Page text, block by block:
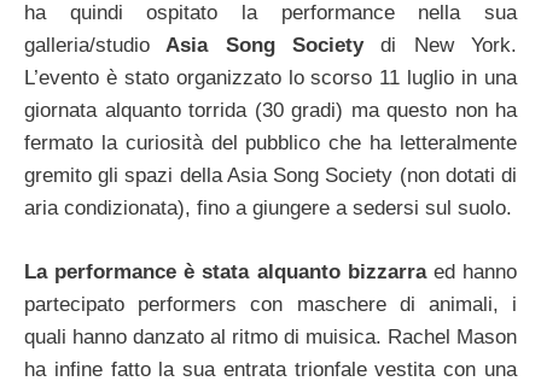
ha quindi ospitato la performance nella sua
galleria/studio Asia Song Societydi New York.
L’evento è stato organizzato lo scorso 11 luglio in una
giornata alquanto torrida (30 gradi) ma questo non ha
fermato la curiosità del pubblico che ha letteralmente
gremito gli spazi della Asia Song Society (non dotati di
aria condizionata), fino a giungere a sedersi sul suolo.
La performance è stata alquanto bizzarra ed hanno
partecipato performers con maschere di animali, i
quali hanno danzato al ritmo di muisica. Rachel Mason
ha infine fatto la sua entrata trionfale vestita con una